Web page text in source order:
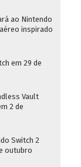
ao Nintendo
inspirado
em 29 de
Vault
2 de
Switch 2
outubro